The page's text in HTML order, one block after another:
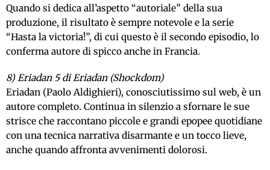
Quando si dedica all’aspetto “autoriale” della sua
produzione, il risultato è sempre notevole e la serie
“Hasta la victoria!”, di cui questo è il secondo episodio, lo
conferma autore di spicco anche in Francia.
8) Eriadan 5 di Eriadan (Shockdom)
Eriadan (Paolo Aldighieri), conosciutissimo sul web, è un
autore completo. Continua in silenzio a sfornare le sue
strisce che raccontano piccole e grandi epopee quotidiane
con una tecnica narrativa disarmante e un tocco lieve,
anche quando affronta avvenimenti dolorosi.